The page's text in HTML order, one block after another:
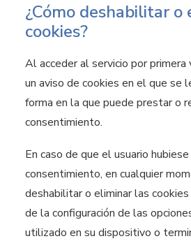
¿Cómo deshabilitar o
cookies?
Al acceder al servicio por primera
un aviso de cookies en el que se
forma en la que puede prestar o
consentimiento.
En caso de que el usuario
consentimiento, en cualquier
deshabilitar o eliminar las
de la configuración de las
utilizado en su dispositivo o